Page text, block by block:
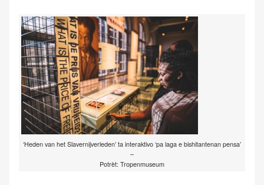
‘Heden van het Slavernijverleden’ ta interaktivo ‘pa laga e bishitantenan pensa’
–
Potrèt: Tropenmuseum